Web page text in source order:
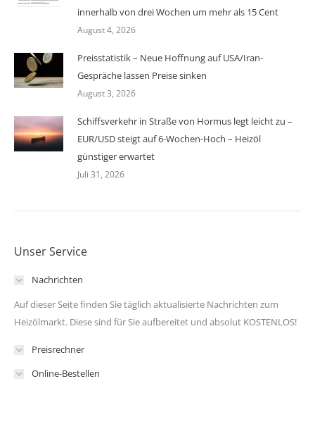
innerhalb von drei Wochen um mehr als 15 Cent
August 4, 2026
Preisstatistik – Neue Hoffnung auf USA/Iran-
Gespräche lassen Preise sinken
August 3, 2026
Schiffsverkehr in Straße von Hormus legt leicht zu –
EUR/USD steigt auf 6-Wochen-Hoch – Heizöl
günstiger erwartet
Juli 31, 2026
Unser Service
Nachrichten
Auf dieser Seite finden Sie täglich aktualisierte Nachrichten zum
Heizölmarkt. Diese sind für Sie aufbereitet und absolut KOSTENLOS!
Preisrechner
Online-Bestellen